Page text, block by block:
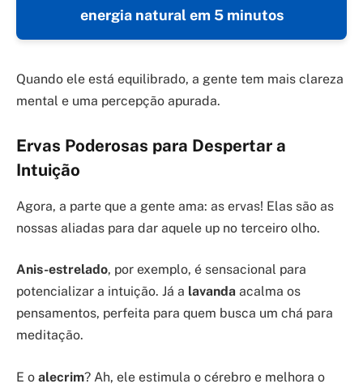
energia natural em 5 minutos
Quando ele está equilibrado, a gente tem mais clareza
mental e uma percepção apurada.
Ervas Poderosas para Despertar a
Intuição
Agora, a parte que a gente ama: as ervas! Elas são as
nossas aliadas para dar aquele up no terceiro olho.
Anis-estrelado, por exemplo, é sensacional para
potencializar a intuição. Já a lavanda acalma os
pensamentos, perfeita para quem busca um chá para
meditação.
E o alecrim? Ah, ele estimula o cérebro e melhora o